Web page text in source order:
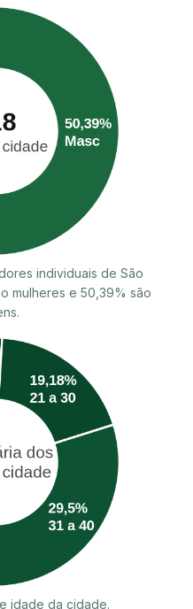
individuais de São
mulheres e 50,39% são
idade da cidade.